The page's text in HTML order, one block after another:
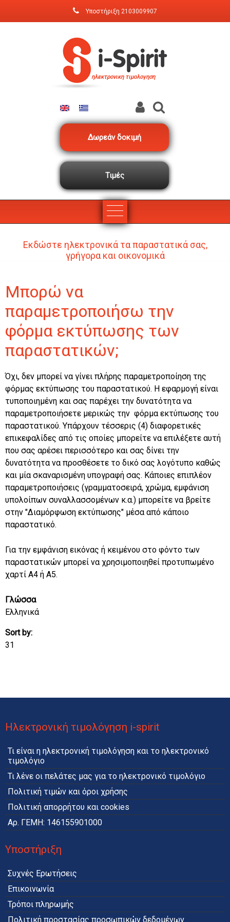
Παράκαμψη προς το κυρίως περιεχόμενο
Υποστήριξη 2103009907
ηλεκτρονικη τιμολογηση
Δωρεάν δοκιμή
Τιμές
Εκδώστε ηλεκτρονικά τα παραστατικά σας,
γρήγορα και οικονομικά
Μπορώ να
παραμετροποιήσω την
φόρμα εκτύπωσης των
παραστατικών;
Όχι, δεν μπορεί να γίνει πλήρης παραμετροποίηση της
φόρμας εκτύπωσης του παραστατικού. Η εφαρμογή είναι
τυποποιημένη και σας παρέχει την δυνατότητα να
παραμετροποιήσετε μερικώς την φόρμα εκτύπωσης του
παραστατικού. Υπάρχουν τέσσερις (4) διαφορετικές
επικεφαλίδες από τις οποίες μπορείτε να επιλέξετε αυτή
που σας αρέσει περισσότερο και σας δίνει την
δυνατότητα να προσθέσετε το δικό σας λογότυπο καθώς
και μία σκαναρισμένη υπογραφή σας. Κάποιες επιπλέον
παραμετροποιήσεις (γραμματοσειρά, χρώμα, εμφάνιση
υπολοίπων συναλλασσομένων κ.α.) μπορείτε να βρείτε
στην "Διαμόρφωση εκτύπωσης" μέσα από κάποιο
παραστατικό.
Για την εμφάνιση εικόνας ή κειμένου στο φόντο των
παραστατικών μπορεί να χρησιμοποιηθεί προτυπωμένο
χαρτί Α4 ή Α5.
Γλώσσα
Ελληνικά
Sort by:
31
Ηλεκτρονική τιμολόγηση i-spirit
Τι είναι η ηλεκτρονική τιμολόγηση και το ηλεκτρονικό
τιμολόγιο
Τι λένε οι πελάτες μας για το ηλεκτρονικό τιμολόγιο
Πολιτική τιμών και όροι χρήσης
Πολιτική απορρήτου και cookies
Αρ. ΓΕΜΗ: 146155901000
Υποστήριξη
Συχνές Ερωτήσεις
Επικοινωνία
Τρόποι πληρωμής
Πολιτική προστασίας προσωπικών δεδομένων